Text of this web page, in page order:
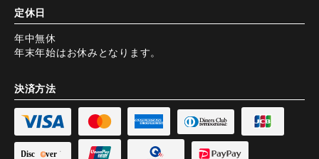
定休日
年中無休
年末年始はお休みとなります。
決済方法